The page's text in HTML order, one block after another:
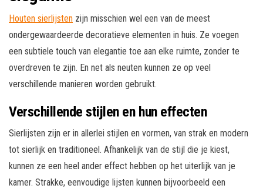
Houten sierlijsten zijn misschien wel een van de meest
ondergewaardeerde decoratieve elementen in huis. Ze voegen
een subtiele touch van elegantie toe aan elke ruimte, zonder te
overdreven te zijn. En net als neuten kunnen ze op veel
verschillende manieren worden gebruikt.
Verschillende stijlen en hun effecten
Sierlijsten zijn er in allerlei stijlen en vormen, van strak en modern
tot sierlijk en traditioneel. Afhankelijk van de stijl die je kiest,
kunnen ze een heel ander effect hebben op het uiterlijk van je
kamer. Strakke, eenvoudige lijsten kunnen bijvoorbeeld een